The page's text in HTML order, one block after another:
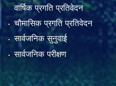
वार्षिक प्रगति प्रतिवेदन
चौमासिक प्रगति प्रतिवेदन
सार्वजनिक सुनुवाई
सार्वजनिक परीक्षण